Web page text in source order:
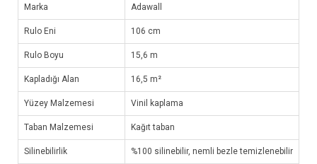
Marka Adawall
Rulo Eni 106 cm
Rulo Boyu 15,6 m
Kapladığı Alan 16,5 m²
Yüzey Malzemesi Vinil kaplama
Taban Malzemesi Kağıt taban
Silinebilirlik %100 silinebilir, nemli bezle temizlenebilir